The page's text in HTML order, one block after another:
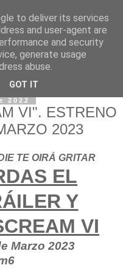
2022
VI". ESTRENO
2023
TE OIRÁ GRITAR
EL
Y
VI
Marzo 2023
to deliver its services
and user-agent are
and security
generate usage
abuse.
GOT IT